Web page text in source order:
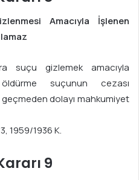
Amacıyla İşlenen
suçu gizlemek amacıyla
suçunun cezası
dolayı mahkumiyet
1959/1936 K.
9